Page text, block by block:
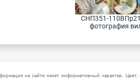
СНП351-
фотография
на сайте несет информативный характер. Цвет,